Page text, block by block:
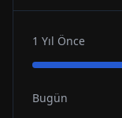
1 Yıl Önce
Bugün